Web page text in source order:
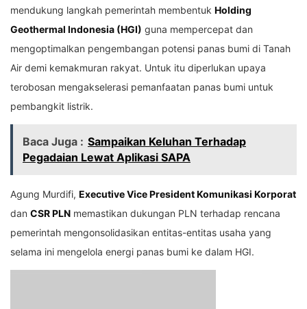
mendukung langkah pemerintah membentuk Holding
Geothermal Indonesia (HGI) guna mempercepat dan
mengoptimalkan pengembangan potensi panas bumi di Tanah
Air demi kemakmuran rakyat. Untuk itu diperlukan upaya
terobosan mengakselerasi pemanfaatan panas bumi untuk
pembangkit listrik.
Baca Juga : Sampaikan Keluhan Terhadap
Pegadaian Lewat Aplikasi SAPA
Agung Murdifi, Executive Vice President Komunikasi Korporat
dan CSR PLN memastikan dukungan PLN terhadap rencana
pemerintah mengonsolidasikan entitas-entitas usaha yang
selama ini mengelola energi panas bumi ke dalam HGI.